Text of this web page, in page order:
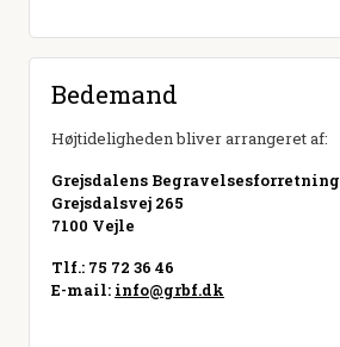
Bedemand
Højtideligheden bliver arrangeret af:
Grejsdalens Begravelsesforretning
Grejsdalsvej 265
7100 Vejle
Tlf.: 75 72 36 46
E-mail: info@grbf.dk